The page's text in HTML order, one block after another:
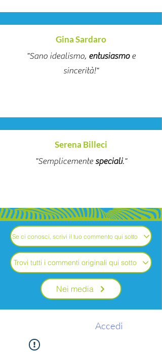
Gina Sardaro
"Sano idealismo, entusiasmoe
sincerità!"
Serena Billeci
"Semplicemente speciali."
Se ci conosci, scrivi il tuo commento qui sotto
Trovi tutti i commenti originali qui sotto
Nei media
Accedi